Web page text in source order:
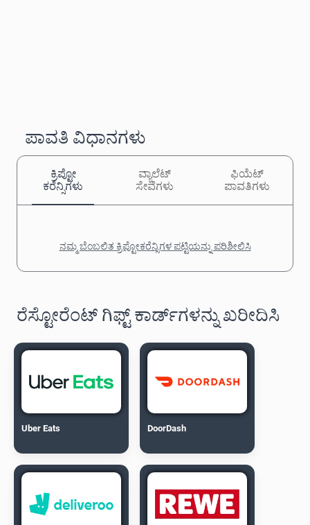
ಪಾವತಿ ವಿಧಾನಗಳು
ಕ್ರಿಪ್ಟೋ
ಕರೆನ್ಸಿಗಳು
ವ್ಯಾಲೆಟ್
ಸೇವೆಗಳು
ಫಿಯೆಟ್
ಪಾವತಿಗಳು
ನಮ್ಮ ಬೆಂಬಲಿತ ಕ್ರಿಪ್ಟೋಕರೆನ್ಸಿಗಳ ಪಟ್ಟಿಯನ್ನು ಪರಿಶೀಲಿಸಿ
ರೆಸ್ಟೋರೆಂಟ್ ಗಿಫ್ಟ್ ಕಾರ್ಡ್‌ಗಳನ್ನು ಖರೀದಿಸಿ
Uber Eats DoorDash